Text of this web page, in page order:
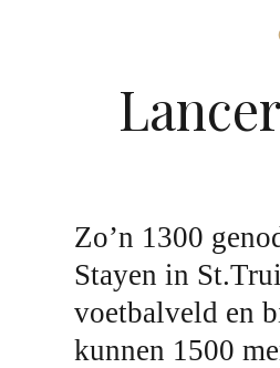
Zo’n 1300
Stayen in
voetbalveld en
kunnen 1500